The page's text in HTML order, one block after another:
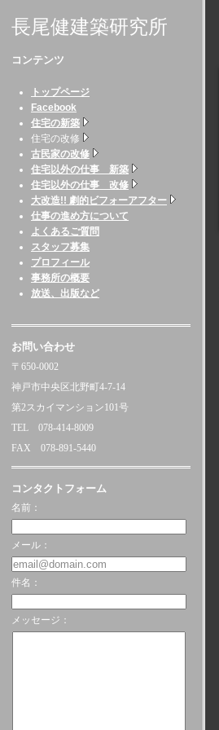
長尾健建築研究所
コンテンツ
トップページ
Facebook
住宅の新築
住宅の改修
古民家の改修
住宅以外の仕事 新築
住宅以外の仕事 改修
大改造!! 劇的ビフォーアフター
仕事の進め方について
よくあるご質問
スタッフ募集
プロフィール
事務所の概要
放送、出版など
お問い合わせ
〒650-0002
神戸市中央区北野町4-7-14
第2スカイマンション101号
TEL 078-414-8009
FAX 078-891-5440
コンタクトフォーム
名前：
メール：
件名：
メッセージ：